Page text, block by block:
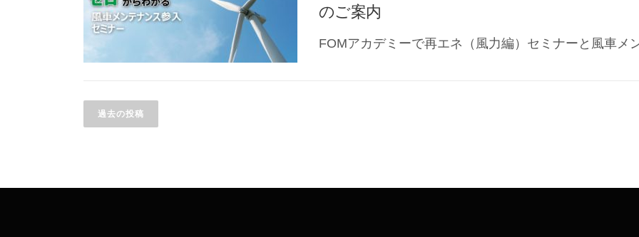
のご案内
FOMアカデミーで再エネ（風力編）セミナーと風車メ
投
稿過去の投稿